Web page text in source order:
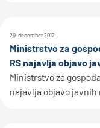
29. december 2012
Ministrstvo za
RS najavlja objavo
Ministrstvo za
najavlja objavo javnih